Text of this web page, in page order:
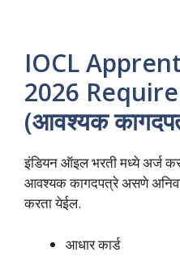
IOCL
2026
(आवश्यक
इंडियन ऑइल भरती मध्ये अर्ज
आवश्यक कागदपत्रे असणे
करता येईल.
आधार कार्ड